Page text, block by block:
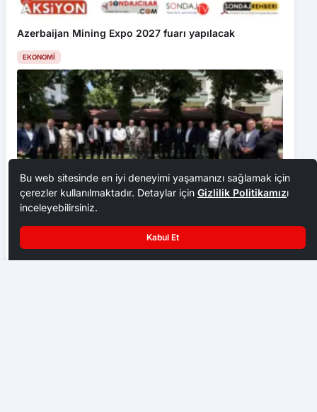
Azerbaijan Mining Expo 2027 fuarı yapılacak
EKONOMI
Ankara Ziraat Odaları; hububat alım fiyatları çiftçimizi
üzdü
Bu web sitesinde en iyi deneyimi yaşamanızı sağlamak için
çerezler kullanılmaktadır. Detaylar için Gizlilik Politikamızı
inceleyebilirsiniz.
Kabul Et